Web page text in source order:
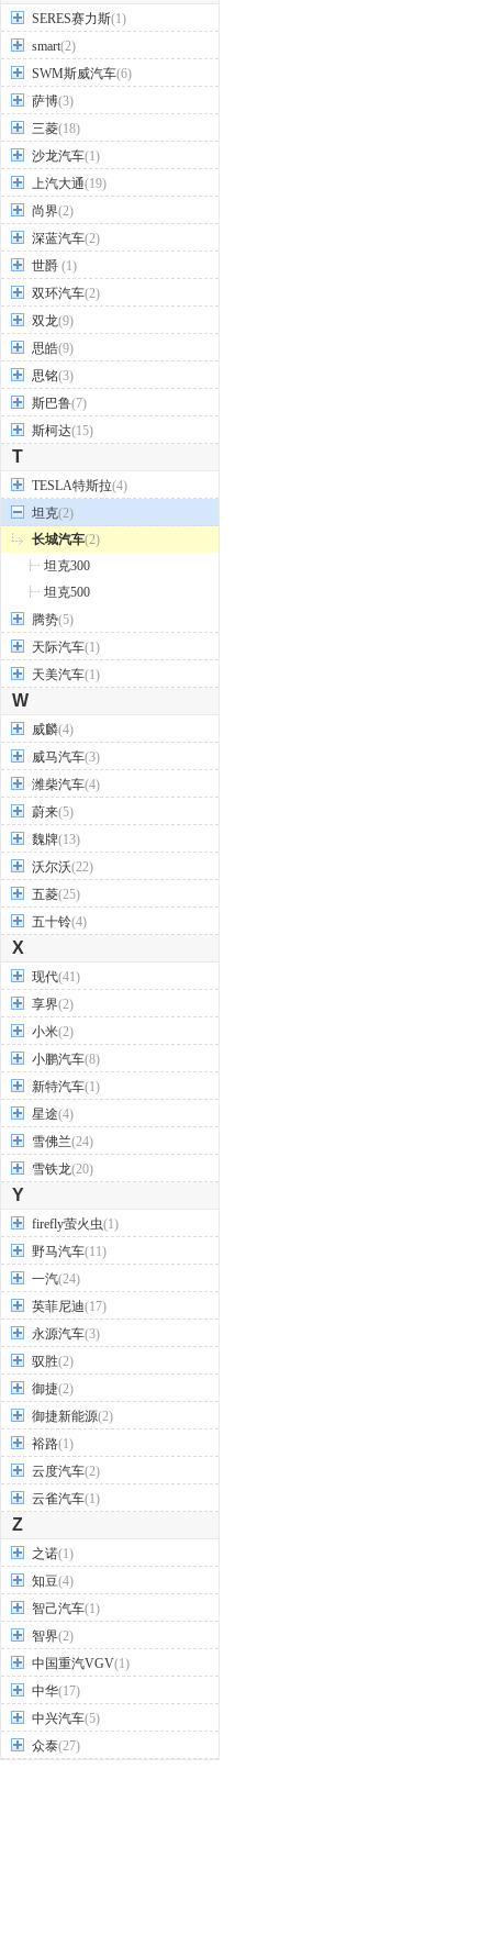
SERES赛力斯(1)
smart(2)
SWM斯威汽车(6)
萨博(3)
三菱(18)
沙龙汽车(1)
上汽大通(19)
尚界(2)
深蓝汽车(2)
世爵 (1)
双环汽车(2)
双龙(9)
思皓(9)
思铭(3)
斯巴鲁(7)
斯柯达(15)
T
TESLA特斯拉(4)
坦克(2)
长城汽车(2)
坦克300
坦克500
腾势(5)
天际汽车(1)
天美汽车(1)
W
威麟(4)
威马汽车(3)
潍柴汽车(4)
蔚来(5)
魏牌(13)
沃尔沃(22)
五菱(25)
五十铃(4)
X
现代(41)
享界(2)
小米(2)
小鹏汽车(8)
新特汽车(1)
星途(4)
雪佛兰(24)
雪铁龙(20)
Y
firefly萤火虫(1)
野马汽车(11)
一汽(24)
英菲尼迪(17)
永源汽车(3)
驭胜(2)
御捷(2)
御捷新能源(2)
裕路(1)
云度汽车(2)
云雀汽车(1)
Z
之诺(1)
知豆(4)
智己汽车(1)
智界(2)
中国重汽VGV(1)
中华(17)
中兴汽车(5)
众泰(27)